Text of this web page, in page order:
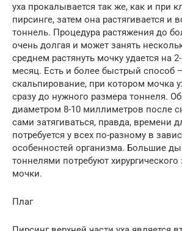
уха прокалывается так же, как и при
пирсинге, затем она растягивается и
тоннель. Процедура растяжения до
очень долгая и может занять
среднем растянуть мочку удается на
месяц. Есть и более быстрый способ
скальпирование, при котором мочка
сразу до нужного размера тоннеля.
диаметром 8-10 миллиметров после
сами затягиваться, правда, времени
потребуется у всех по-разному в
особенностей организма. Большие
тоннелями потребуют
мочки.
Плаг